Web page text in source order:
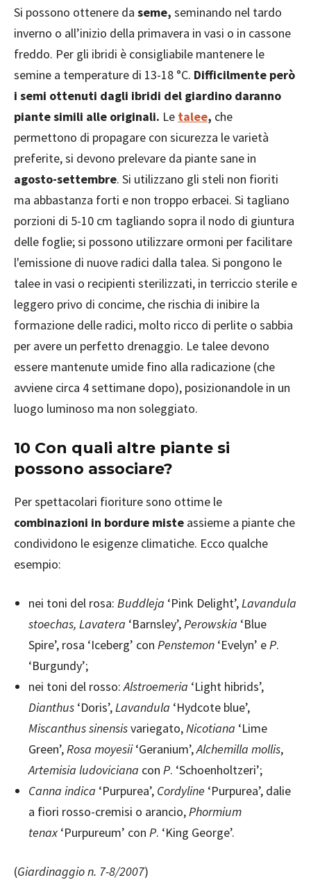
Si possono ottenere da seme, seminando nel tardo
inverno o all’inizio della primavera in vasi o in cassone
freddo. Per gli ibridi è consigliabile mantenere le
semine a temperature di 13-18 °C. Difficilmente però
i semi ottenuti dagli ibridi del giardino daranno
piante simili alle originali. Le talee, che
permettono di propagare con sicurezza le varietà
preferite, si devono prelevare da piante sane in
agosto-settembre. Si utilizzano gli steli non fioriti
ma abbastanza forti e non troppo erbacei. Si tagliano
porzioni di 5-10 cm tagliando sopra il nodo di giuntura
delle foglie; si possono utilizzare ormoni per facilitare
l'emissione di nuove radici dalla talea. Si pongono le
talee in vasi o recipienti sterilizzati, in terriccio sterile e
leggero privo di concime, che rischia di inibire la
formazione delle radici, molto ricco di perlite o sabbia
per avere un perfetto drenaggio. Le talee devono
essere mantenute umide fino alla radicazione (che
avviene circa 4 settimane dopo), posizionandole in un
luogo luminoso ma non soleggiato.
10 Con quali altre piante si
possono associare?
Per spettacolari fioriture sono ottime le
combinazioni in bordure miste assieme a piante che
condividono le esigenze climatiche. Ecco qualche
esempio:
nei toni del rosa: Buddleja ‘Pink Delight’,Lavandula
stoechas, Lavatera ‘Barnsley’,Perowskia ‘Blue
Spire’, rosa ‘Iceberg’ con Penstemon ‘Evelyn’ eP.
‘Burgundy’;
nei toni del rosso:Alstroemeria ‘Light hibrids’,
Dianthus ‘Doris’,Lavandula ‘Hydcote blue’,
Miscanthus sinensisvariegato,Nicotiana ‘Lime
Green’,Rosa moyesii‘Geranium’,Alchemilla mollis,
Artemisia ludoviciana con P. ‘Schoenholtzeri’;
Canna indica ‘Purpurea’, Cordyline ‘Purpurea’, dalie
a fiori rosso-cremisi o arancio,Phormium
tenax ‘Purpureum’ con P. ‘King George’.
(Giardinaggio n. 7-8/2007)